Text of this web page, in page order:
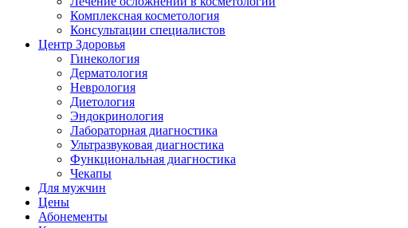
Комплексная косметология
Консультации специалистов
Центр Здоровья
Гинекология
Дерматология
Неврология
Диетология
Эндокринология
Лабораторная диагностика
Ультразвуковая диагностика
Функциональная диагностика
Чекапы
Для мужчин
Цены
Абонементы